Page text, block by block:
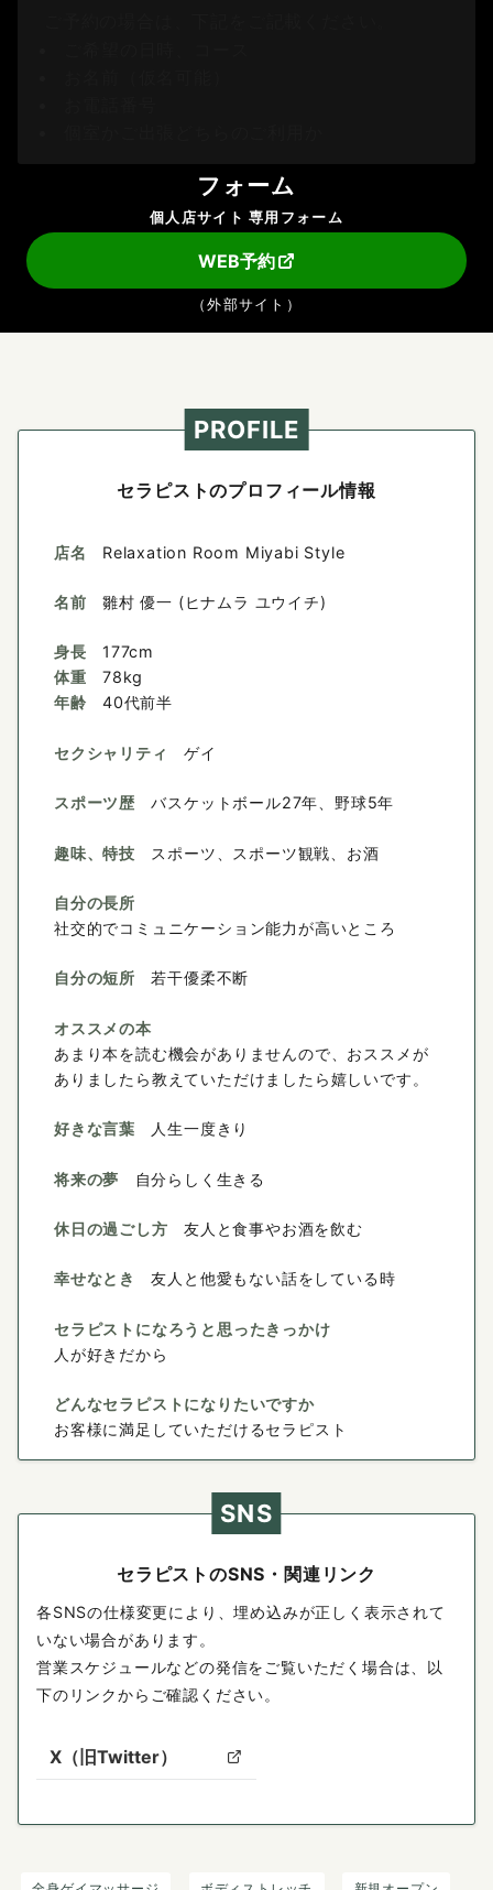
フォーム
個人店サイト 専用フォーム
WEB予約
（外部サイト）
PROFILE
セラピストのプロフィール情報
店名 Relaxation Room Miyabi Style
名前 雛村 優一 (ヒナムラ ユウイチ)
身長
体重
年齢
177cm
78kg
40代前半
セクシャリティ ゲイ
スポーツ歴 バスケットボール27年、野球5年
趣味、特技 スポーツ、スポーツ観戦、お酒
自分の長所
社交的でコミュニケーション能力が高いところ
自分の短所 若干優柔不断
オススメの本
あまり本を読む機会がありませんので、おススメが
ありましたら教えていただけましたら嬉しいです。
好きな言葉 人生一度きり
将来の夢 自分らしく生きる
休日の過ごし方 友人と食事やお酒を飲む
幸せなとき 友人と他愛もない話をしている時
セラピストになろうと思ったきっかけ
人が好きだから
どんなセラピストになりたいですか
お客様に満足していただけるセラピスト
SNS
セラピストのSNS・関連リンク
各SNSの仕様変更により、埋め込みが正しく表示されて
いない場合があります。
営業スケジュールなどの発信をご覧いただく場合は、以
下のリンクからご確認ください。
X（旧Twitter）